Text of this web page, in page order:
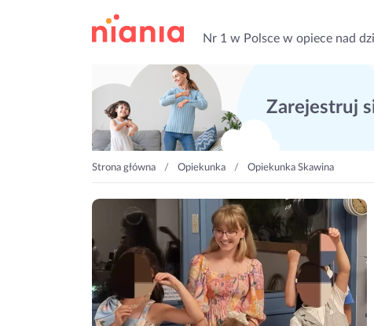
Nr 1 w Polsce w opiece nad
Zarejestruj
Strona główna Opiekunka Opiekunka Skawina